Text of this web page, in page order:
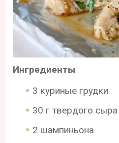
Ингредиенты
3 куриные грудки
30 г твердого сыра
2 шампиньона